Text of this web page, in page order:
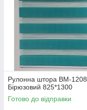
Рулонна штора ВМ-1208
Бірюзовий 825*1300
Готово до відправки